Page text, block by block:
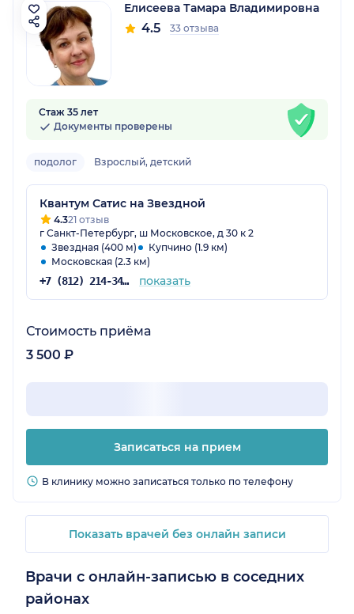
Елисеева Тамара Владимировна
4.5 33 отзыва
Стаж 35 лет
Документы проверены
подолог Взрослый, детский
Квантум Сатис на Звездной
4.321 отзыв
г Санкт-Петербург, ш Московское, д 30 к 2
Звездная (400 м)
Купчино (1.9 км)
Московская (2.3 км)
+7 (812) 214-34-68 показать
Стоимость приёма
3 500 ₽
Записаться на прием
В клинику можно записаться только по телефону
Показать врачей без онлайн записи
Врачи с онлайн-записью в соседних
районах